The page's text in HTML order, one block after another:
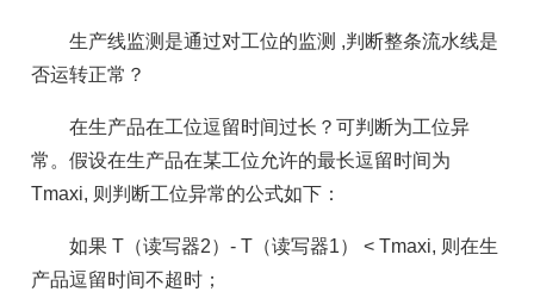
生产线监测是通过对工位的监测 ,判断整条流水线是
否运转正常？
在生产品在工位逗留时间过长？可判断为工位异
常。假设在生产品在某工位允许的最长逗留时间为
Tmaxi, 则判断工位异常的公式如下：
如果 T（读写器2）- T（读写器1） < Tmaxi, 则在生
产品逗留时间不超时；